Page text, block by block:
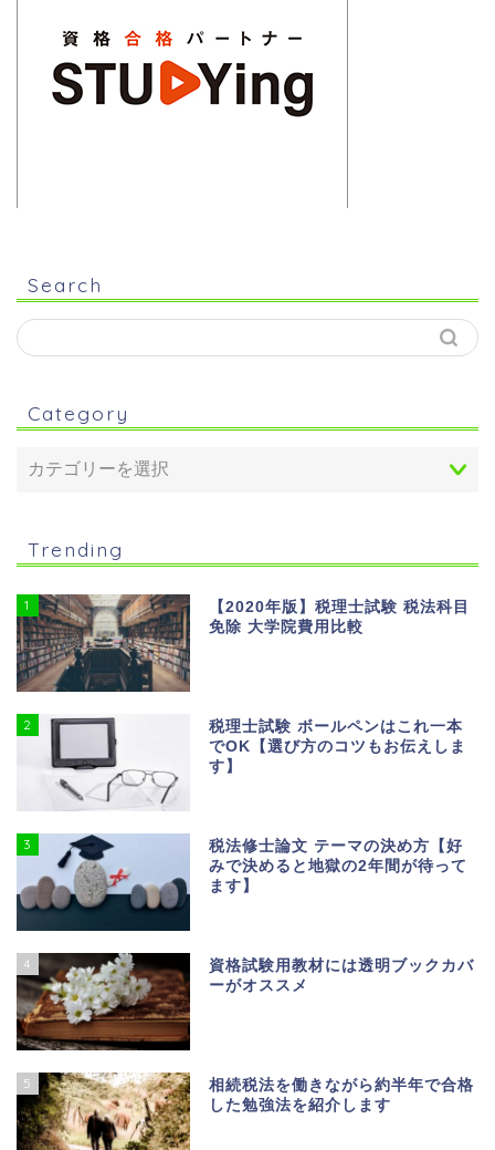
Search
Category
Trending
1
【2020年版】税理士試験 税法科目
免除 大学院費用比較
2
税理士試験 ボールペンはこれ一本
でOK【選び方のコツもお伝えしま
す】
3
税法修士論文 テーマの決め方【好
みで決めると地獄の2年間が待って
ます】
4
資格試験用教材には透明ブックカバ
ーがオススメ
5
相続税法を働きながら約半年で合格
した勉強法を紹介します